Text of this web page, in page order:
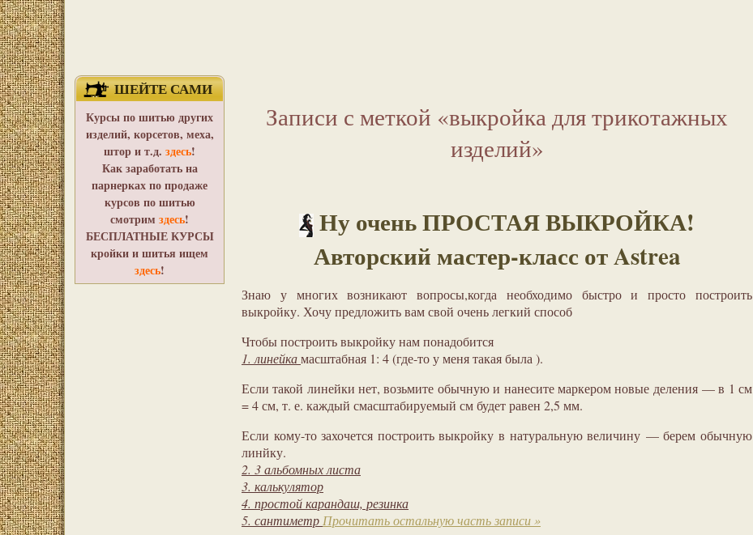
ШЕЙТЕ САМИ
Курсы по шитью других
изделий, корсетов, меха,
штор и т.д. здесь!
Как заработать на
парнерках по продаже
курсов по шитью
смотрим здесь!
БЕСПЛАТНЫЕ КУРСЫ
кройки и шитья ищем
здесь!
Записи с меткой «выкройка для трикотажных
изделий»
Ну очень ПРОСТАЯ ВЫКРОЙКА!
Авторский мастер-класс от Astrea
Знаю у многих возникают вопросы,когда необходимо быстро и просто построить
выкройку. Хочу предложить вам свой очень легкий способ
Чтобы построить выкройку нам понадобится
1. линейкамасштабная 1: 4 (где-то у меня такая была ).
Если такой линейки нет, возьмите обычную и нанесите маркером новые деления — в 1 см
= 4 см, т. е. каждый смасштабируемый см будет равен 2,5 мм.
Если кому-то захочется построить выкройку в натуральную величину — берем обычную
линйку.
2. 3 альбомных листа
3. калькулятор
4. простой карандаш, резинка
5. сантиметр Прочитать остальную часть записи »